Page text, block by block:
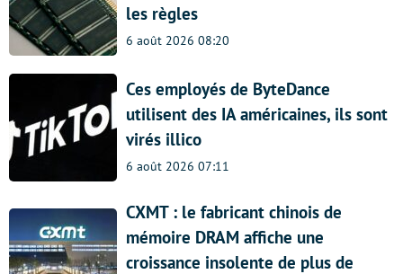
les règles
6 août 2026 08:20
Ces employés de ByteDance
utilisent des IA américaines, ils sont
virés illico
6 août 2026 07:11
CXMT : le fabricant chinois de
mémoire DRAM affiche une
croissance insolente de plus de